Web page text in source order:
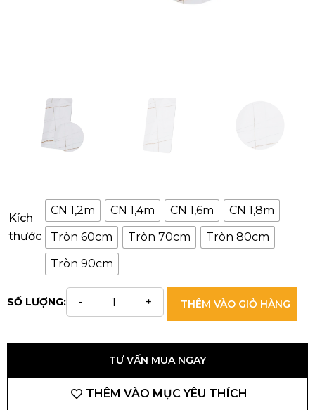
Kích
thước
CN 1,2m CN 1,4m CN 1,6m
CN 1,8m
Tròn 60cm
Tròn 70cm
Tròn 80cm
Tròn 90cm
SỐ LƯỢNG: THÊM VÀO GIỎ HÀNG
TƯ VẤN MUA NGAY
THÊM VÀO MỤC YÊU THÍCH